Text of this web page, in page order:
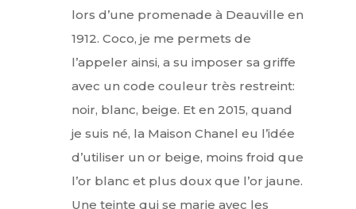
lors d’une promenade à Deauville en
1912. Coco, je me permets de
l’appeler ainsi, a su imposer sa griffe
avec un code couleur très restreint:
noir, blanc, beige. Et en 2015, quand
je suis né, la Maison Chanel eu l’idée
d’utiliser un or beige, moins froid que
l’or blanc et plus doux que l’or jaune.
Une teinte qui se marie avec les